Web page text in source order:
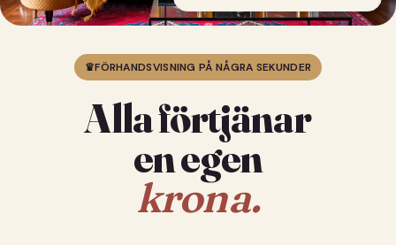
♛FÖRHANDSVISNING PÅ NÅGRA SEKUNDER
Alla förtjänar
en egen
krona.